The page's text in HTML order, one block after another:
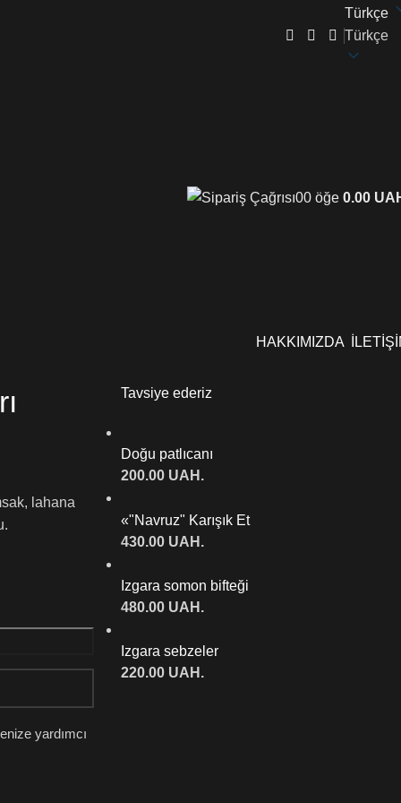
Türkçe
Türkçe
00 öğe 0.00
HAKKIMIZDA
lahana
yardımcı
Tavsiye ederiz
Doğu patlıcanı
200.00 UAH.
«"Navruz" Karışık Et
430.00 UAH.
Izgara somon bifteği
480.00 UAH.
Izgara sebzeler
220.00 UAH.